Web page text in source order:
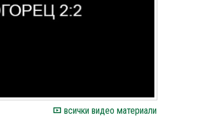
всички видео материали